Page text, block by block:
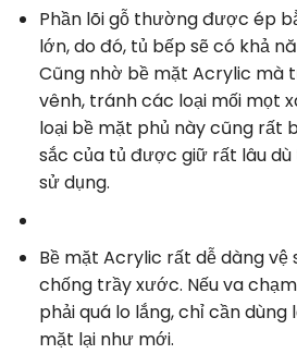
Phần lõi gỗ thường được ép
lớn, do đó, tủ bếp sẽ có khả
Cũng nhờ bề mặt Acrylic mà
vênh, tránh các loại mối mọt
loại bề mặt phủ này cũng rất
sắc của tủ được giữ rất lâu
sử dụng.
Bề mặt Acrylic rất dễ dàng vệ
chống trầy xước. Nếu va
phải quá lo lắng, chỉ cần
mặt lại như mới.